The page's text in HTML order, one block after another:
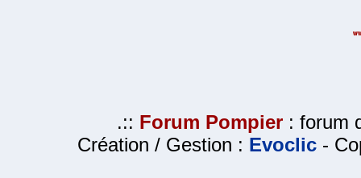
.:: Forum Pompier : forum
Création / Gestion : Evoclic -